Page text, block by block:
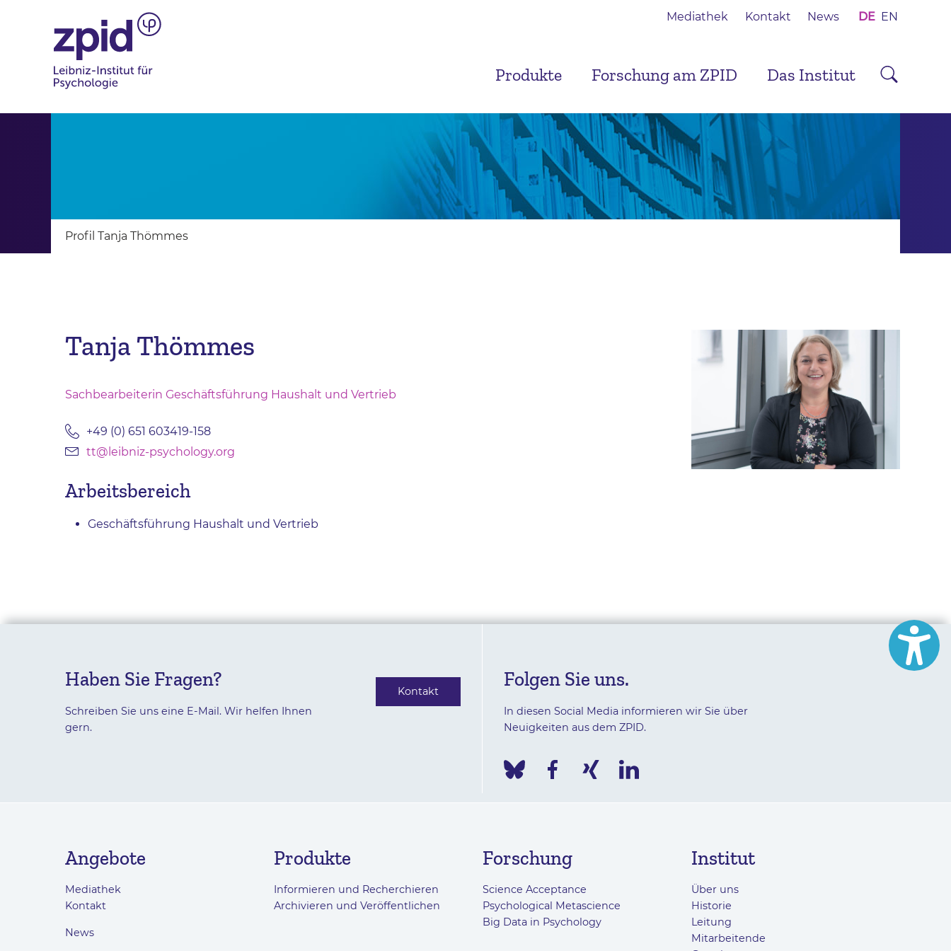
Mediathek Kontakt News DE EN
Produkte Forschung am ZPID Das Institut
Profil Tanja Thömmes
Tanja Thömmes
Sachbearbeiterin Geschäftsführung Haushalt und Vertrieb
+49 (0) 651 603419-158
tt@leibniz-psychology.org
Arbeitsbereich
Geschäftsführung Haushalt und Vertrieb
Haben Sie Fragen?
Schreiben Sie uns eine E-Mail. Wir helfen Ihnen
gern.
Kontakt
Folgen Sie uns.
In diesen Social Media informieren wir Sie über
Neuigkeiten aus dem ZPID.
Angebote
Mediathek
Kontakt
News
Produkte
Informieren und Recherchieren
Archivieren und Veröffentlichen
Forschung
Science Acceptance
Psychological Metascience
Big Data in Psychology
Institut
Über uns
Historie
Leitung
Mitarbeitende